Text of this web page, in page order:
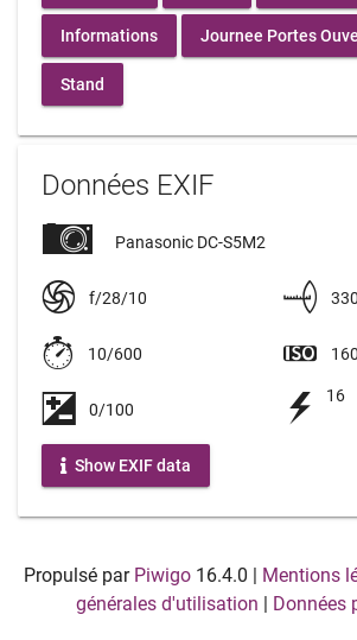
Informations Journee Portes
Stand
Données EXIF
Panasonic DC-S5M2
f/28/10
10/600
0/100
16
Show EXIF data
Propulsé par Piwigo16.4.0 | Mentions
générales d'utilisation | Données